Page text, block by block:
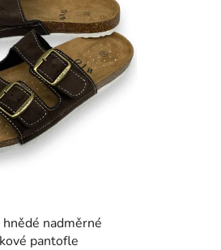
hnědé nadměrné
pantofle